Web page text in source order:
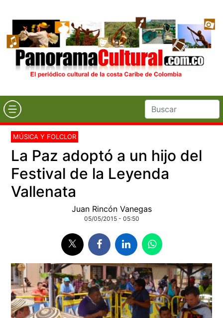
MÚSICA Y FOLCLOR
La Paz adoptó a un hijo del
Festival de la Leyenda
Vallenata
Juan Rincón Vanegas
05/05/2015 - 05:50